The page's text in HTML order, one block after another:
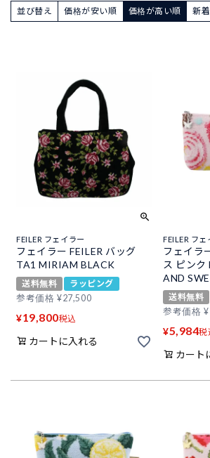
並び替え 価格が安い順 価格が高い順 新
FEILER フェイラー
フェイラー FEILER バッグ
TA1 MIRIAM BLACK
送料無料
ラッピング
参考価格 ¥27,500
¥19,800税込
カートに入れる
FEILER フェ
フェイラ
ス ピンク
AND
送料無料
参考価格 ¥
¥5,984税
カート